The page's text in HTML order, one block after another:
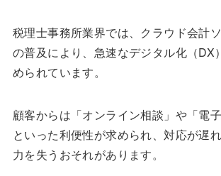
税理士事務所業界では、クラウド会計
の普及により、急速なデジタル化（DX
められています。
顧客からは「オンライン相談」や「電
といった利便性が求められ、対応が遅
力を失うおそれがあります。